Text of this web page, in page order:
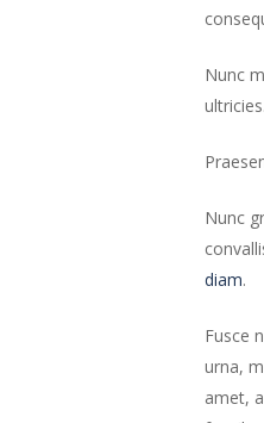
Nunc
ultricies.
Nunc
diam.
Fusce
urna,
amet,